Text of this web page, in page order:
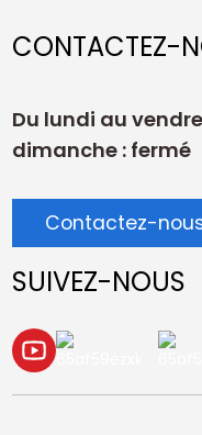
CONTACTEZ-
Du lundi au
dimanche : fermé
Contactez-
SUIVEZ-NOUS